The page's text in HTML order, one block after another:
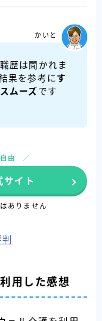
歴は聞かれま
果を参考にす
ムーズ です
かいと
由
サイト
ありません
用した感想